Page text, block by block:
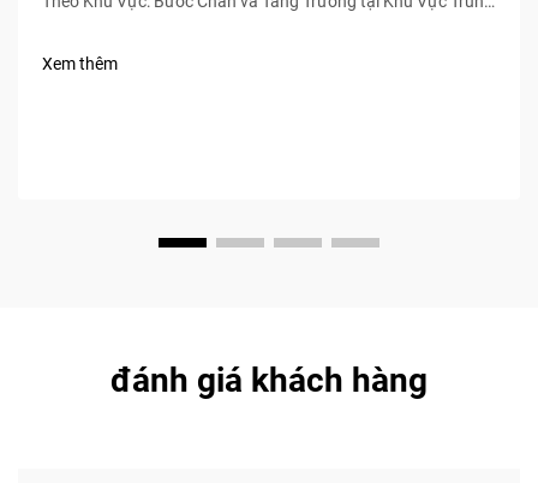
khoảng 34% mỗi năm, chủ yếu nhờ vào các đại lý thông
Xem thêm
đánh giá khách hàng